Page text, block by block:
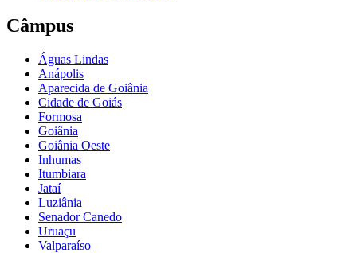
Câmpus
Águas Lindas
Anápolis
Aparecida de Goiânia
Cidade de Goiás
Formosa
Goiânia
Goiânia Oeste
Inhumas
Itumbiara
Jataí
Luziânia
Senador Canedo
Uruaçu
Valparaíso